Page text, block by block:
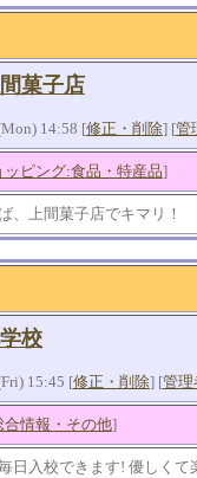
菓子店
14:58 [修正・削除] [管
ッピング:食品・特産品]
、上間菓子店でキマリ！
校
15:45 [修正・削除] [管理
合情報・その他]
日入校できます! 優しく